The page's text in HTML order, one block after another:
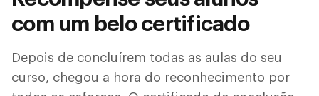
com um belo certificado
Depois de concluírem todas as aulas do seu
curso, chegou a hora do reconhecimento por